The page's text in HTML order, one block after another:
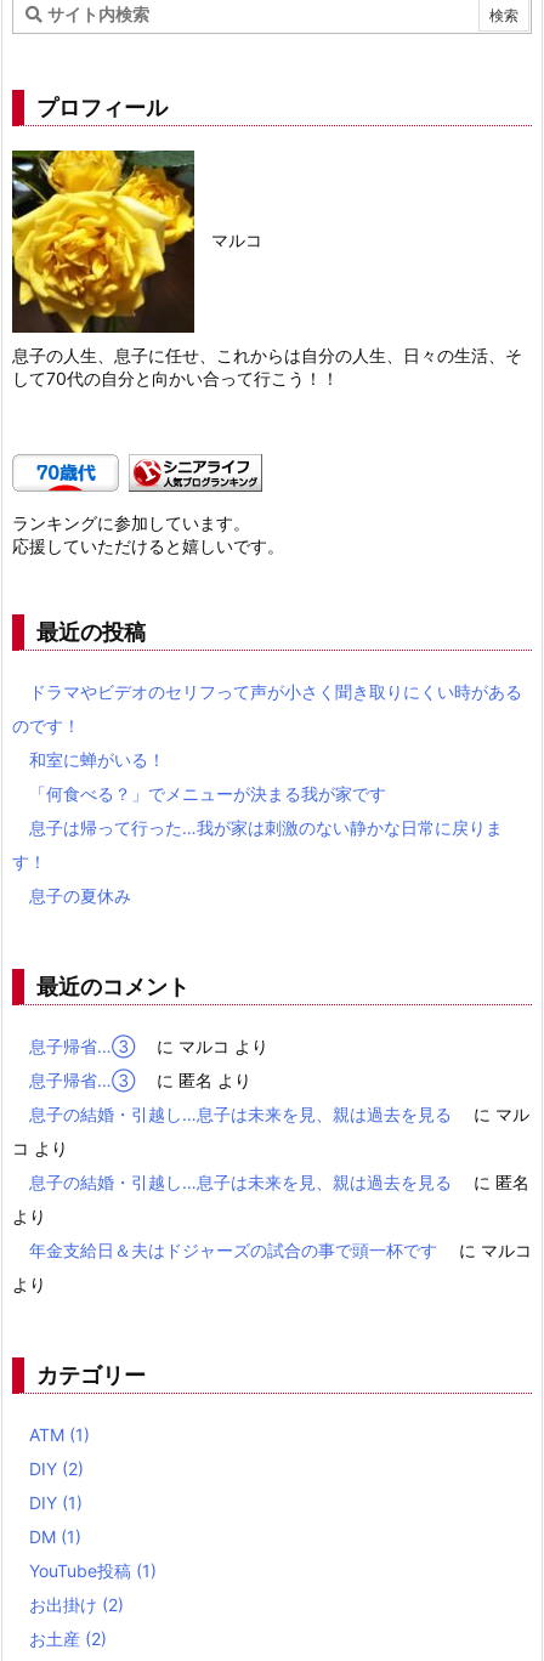
プロフィール
マルコ
息子の人生、息子に任せ、これからは自分の人生、日々の生活、そ
して70代の自分と向かい合って行こう！！
ランキングに参加しています。
応援していただけると嬉しいです。
最近の投稿
ドラマやビデオのセリフって声が小さく聞き取りにくい時がある
のです！
和室に蝉がいる！
「何食べる？」でメニューが決まる我が家です
息子は帰って行った…我が家は刺激のない静かな日常に戻りま
す！
息子の夏休み
最近のコメント
息子帰省…③ に マルコ より
息子帰省…③
に 匿名 より
息子の結婚・引越し…息子は未来を見、親は過去を見る
に マル
コ より
息子の結婚・引越し…息子は未来を見、親は過去を見る
に 匿名
より
年金支給日＆夫はドジャーズの試合の事で頭一杯です
に マルコ
より
カテゴリー
ATM (1)
DIY (2)
DIY (1)
DM (1)
YouTube投稿 (1)
お出掛け (2)
お土産 (2)